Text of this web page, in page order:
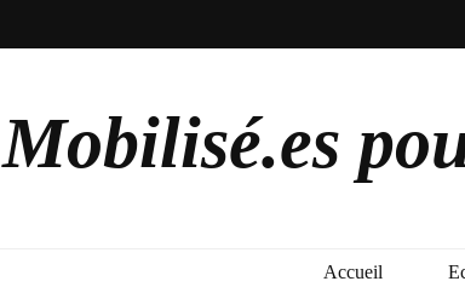
Mobilisé.es
Accueil